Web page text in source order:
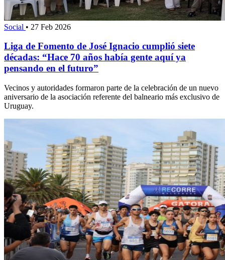
Social • 27 Feb 2026
Liga de Fomento de José Ignacio cumplió siete
décadas: “Hace 70 años había gente aquí ya
pensando en el futuro”
Vecinos y autoridades formaron parte de la celebración de un nuevo
aniversario de la asociación referente del balneario más exclusivo de
Uruguay.